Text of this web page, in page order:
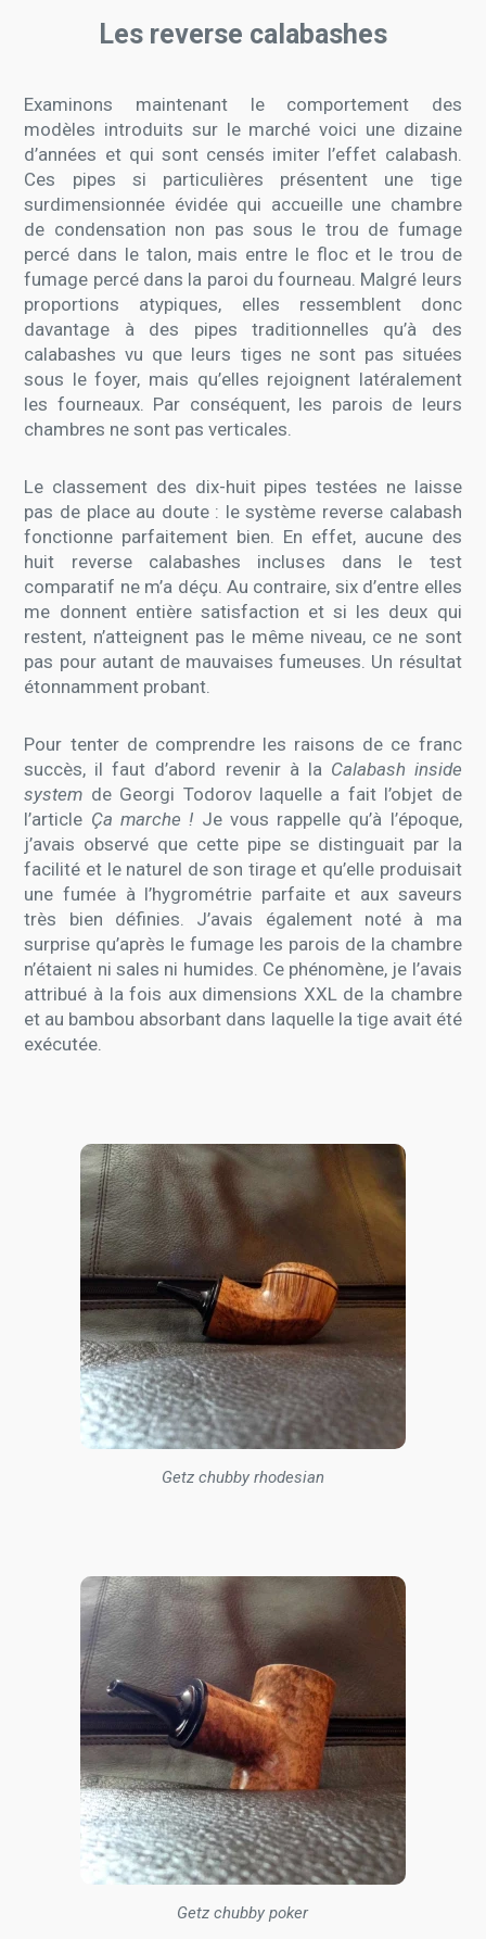
Les reverse calabashes
Examinons maintenant le comportement des
modèles introduits sur le marché voici une dizaine
d’années et qui sont censés imiter l’effet calabash.
Ces pipes si particulières présentent une tige
surdimensionnée évidée qui accueille une chambre
de condensation non pas sous le trou de fumage
percé dans le talon, mais entre le floc et le trou de
fumage percé dans la paroi du fourneau. Malgré leurs
proportions atypiques, elles ressemblent donc
davantage à des pipes traditionnelles qu’à des
calabashes vu que leurs tiges ne sont pas situées
sous le foyer, mais qu’elles rejoignent latéralement
les fourneaux. Par conséquent, les parois de leurs
chambres ne sont pas verticales.
Le classement des dix-huit pipes testées ne laisse
pas de place au doute : le système reverse calabash
fonctionne parfaitement bien. En effet, aucune des
huit reverse calabashes incluses dans le test
comparatif ne m’a déçu. Au contraire, six d’entre elles
me donnent entière satisfaction et si les deux qui
restent, n’atteignent pas le même niveau, ce ne sont
pas pour autant de mauvaises fumeuses. Un résultat
étonnamment probant.
Pour tenter de comprendre les raisons de ce franc
succès, il faut d’abord revenir à la Calabash inside
system de Georgi Todorov laquelle a fait l’objet de
l’article Ça marche ! Je vous rappelle qu’à l’époque,
j’avais observé que cette pipe se distinguait par la
facilité et le naturel de son tirage et qu’elle produisait
une fumée à l’hygrométrie parfaite et aux saveurs
très bien définies. J’avais également noté à ma
surprise qu’après le fumage les parois de la chambre
n’étaient ni sales ni humides. Ce phénomène, je l’avais
attribué à la fois aux dimensions XXL de la chambre
et au bambou absorbant dans laquelle la tige avait été
exécutée.
Getz chubby rhodesian
Getz chubby poker